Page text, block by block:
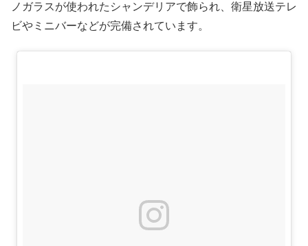
ノガラスが使われたシャンデリアで飾られ、衛星放送テレ
ビやミニバーなどが完備されています。